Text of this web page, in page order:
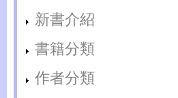
新書介紹
書籍分類
作者分類